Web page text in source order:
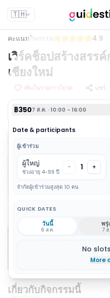
🇹🇭
คะแนนกิจกรรม 4.9
เวิร์คช็อปสร้างสรร
เชียงใหม่
เพิ่มในรายการโปรด แชร์
฿3507 ส.ค. · 10:00 - 16:00
Date & participants
QUICK DATES
วันนี้
6 ส.ค.
พรุ่
7 ส
No
More
ผู้เข้าร่วม
ผู้ใหญ่
ช่วงอายุ 4-99 ปี
- 1 +
จำกัดผู้เข้าร่วมสูงสุด 10 คน
฿350 7 ส.ค. · 10:00 - 16:00
เกี่ยวกับกิจกรรมนี้